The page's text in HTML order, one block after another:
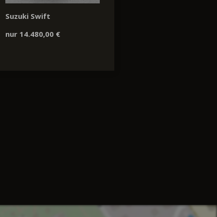
Suzuki Swift
nur 14.480,00 €